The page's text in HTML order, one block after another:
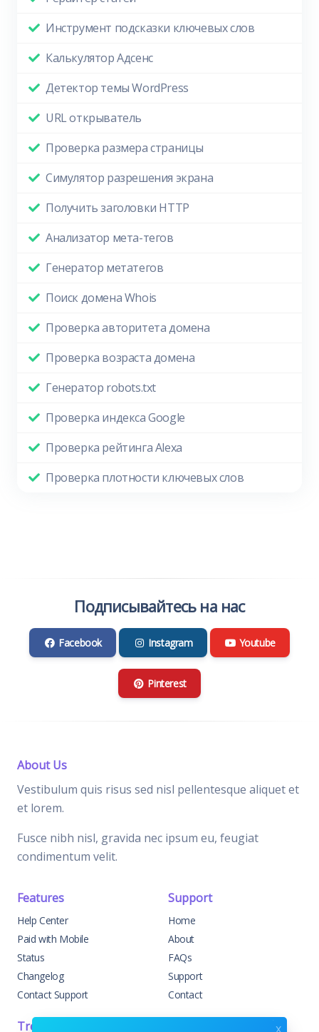
Инструмент подсказки ключевых слов
Калькулятор Адсенс
Детектор темы WordPress
URL открыватель
Проверка размера страницы
Симулятор разрешения экрана
Получить заголовки HTTP
Анализатор мета-тегов
Генератор метатегов
Поиск домена Whois
Проверка авторитета домена
Проверка возраста домена
Генератор robots.txt
Проверка индекса Google
Проверка рейтинга Alexa
Проверка плотности ключевых слов
Подписывайтесь на нас
Facebook Instagram Youtube
Pinterest
About Us
Vestibulum quis risus sed nisl pellentesque aliquet et
et lorem.
Fusce nibh nisl, gravida nec ipsum eu, feugiat
condimentum velit.
Features
Help Center
Paid with Mobile
Status
Changelog
Contact Support
Support
Home
About
FAQs
Support
Contact
Trending x